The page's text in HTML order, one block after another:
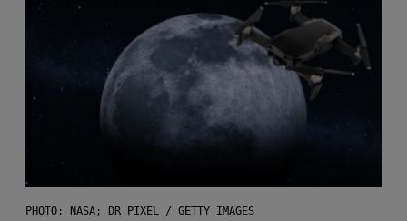
PHOTO: NASA; DR PIXEL / GETTY IMAGES